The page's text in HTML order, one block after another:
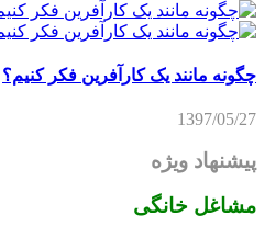
چگونه مانند یک کارآفرین فکر کنیم؟
1397/05/27
پیشنهاد ویژه
مشاغل خانگی